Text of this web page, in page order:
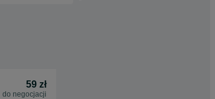
59 zł
do negocjacji